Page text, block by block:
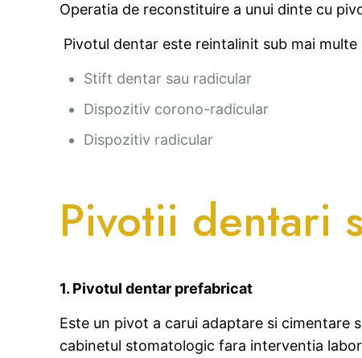
Operatia de reconstituire a unui dinte cu
Pivotul dentar este reintalinit sub mai multe
Stift dentar sau radicular
Dispozitiv corono-radicular
Dispozitiv radicular
Pivotii dentari
1. Pivotul dentar prefabricat
Este un pivot a carui adaptare si cimentare
cabinetul stomatologic fara interventia